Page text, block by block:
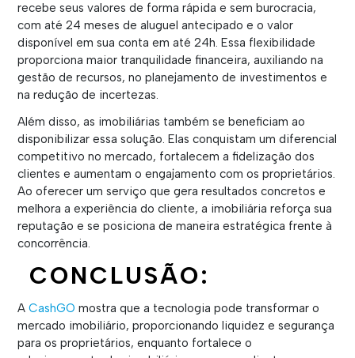
recebe seus valores de forma rápida e sem burocracia,
com até 24 meses de aluguel antecipado e o valor
disponível em sua conta em até 24h. Essa flexibilidade
proporciona maior tranquilidade financeira, auxiliando na
gestão de recursos, no planejamento de investimentos e
na redução de incertezas.
Além disso, as imobiliárias também se beneficiam ao
disponibilizar essa solução. Elas conquistam um diferencial
competitivo no mercado, fortalecem a fidelização dos
clientes e aumentam o engajamento com os proprietários.
Ao oferecer um serviço que gera resultados concretos e
melhora a experiência do cliente, a imobiliária reforça sua
reputação e se posiciona de maneira estratégica frente à
concorrência.
CONCLUSÃO:
A CashGO mostra que a tecnologia pode transformar o
mercado imobiliário, proporcionando liquidez e segurança
para os proprietários, enquanto fortalece o